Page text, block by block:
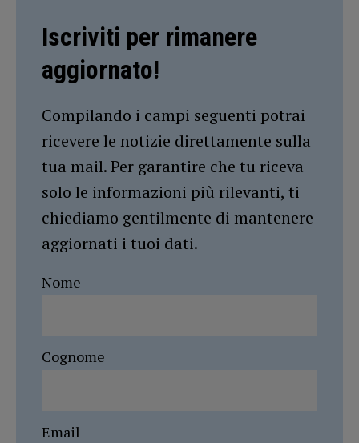
Iscriviti per rimanere
aggiornato!
Compilando i campi seguenti potrai
ricevere le notizie direttamente sulla
tua mail. Per garantire che tu riceva
solo le informazioni più rilevanti, ti
chiediamo gentilmente di mantenere
aggiornati i tuoi dati.
Nome
Cognome
Email